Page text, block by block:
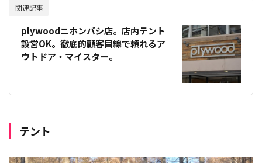
関連記事
plywoodニホンバシ店。店内テント
設営OK。徹底的顧客目線で頼れるア
ウトドア・マイスター。
テント